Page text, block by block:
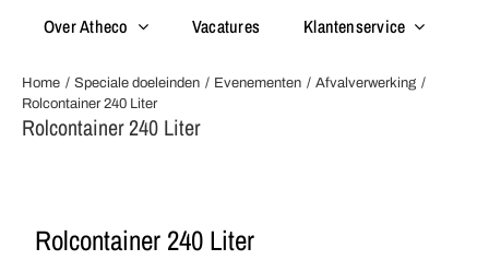
Over Atheco
Vacatures Klantenservice
Home Speciale doeleinden Evenementen
Afvalverwerking
Rolcontainer 240 Liter
Rolcontainer 240 Liter
Rolcontainer 240 Liter